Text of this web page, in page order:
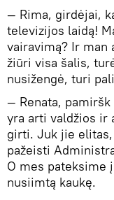
— Rima, girdėjai,
televizijos laidą!
vairavimą? Ir man
žiūri visa šalis,
nusižengė, turi
— Renata,
yra arti valdžios ir
girti. Juk jie
pažeisti
O mes pateksime
nusiimtą kaukę.